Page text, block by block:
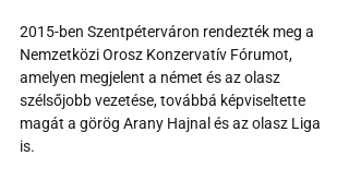
2015-ben Szentpéterváron rendezték meg a
Nemzetközi Orosz Konzervatív Fórumot,
amelyen megjelent a német és az olasz
szélsőjobb vezetése, továbbá képviseltette
magát a görög Arany Hajnal és az olasz Liga
is.